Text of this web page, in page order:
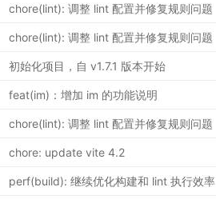
chore(lint): 调整 lint 配置并修复规则问题
chore(lint): 调整 lint 配置并修复规则问题
初始化项目，自 v1.7.1 版本开始
feat(im)：增加 im 的功能说明
chore(lint): 调整 lint 配置并修复规则问题
chore: update vite 4.2
perf(build): 继续优化构建和 lint 执行效率